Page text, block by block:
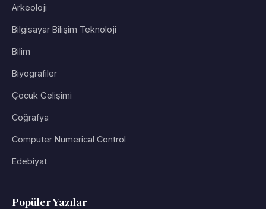
Arkeoloji
Bilgisayar Bilişim Teknoloji
Bilim
Biyografiler
Çocuk Gelişimi
Coğrafya
Computer Numerical Control
Edebiyat
Popüler Yazılar